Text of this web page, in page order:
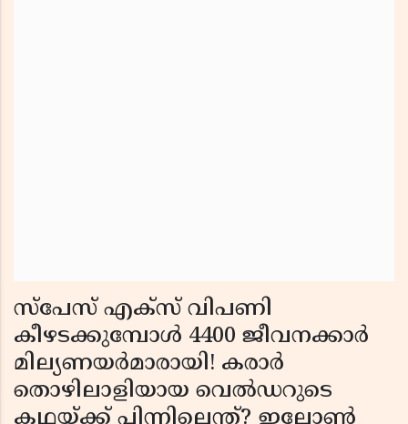
സ്പേസ് എക്സ് വിപണി
കീഴടക്കുമ്പോൾ 4400 ജീവനക്കാർ
മില്യണയർമാരായി! കരാർ
തൊഴിലാളിയായ വെൽഡറുടെ
കഥയ്ക്ക് പിന്നിലെന്ത്? ഇലോൺ